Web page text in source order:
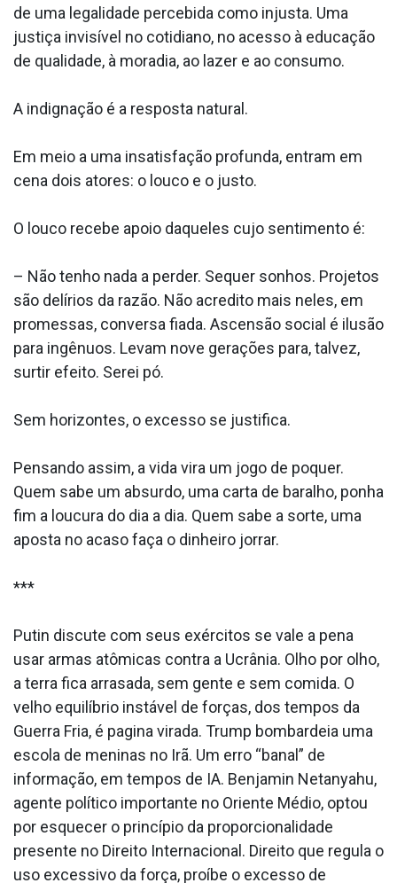
de uma legalidade percebida como injusta. Uma
justiça invisível no cotidiano, no acesso à educação
de qualidade, à moradia, ao lazer e ao consumo.
A indignação é a resposta natural.
Em meio a uma insatisfação profunda, entram em
cena dois atores: o louco e o justo.
O louco recebe apoio daqueles cujo sentimento é:
– Não tenho nada a perder. Sequer sonhos. Projetos
são delírios da razão. Não acredito mais neles, em
promessas, conversa fiada. Ascensão social é ilusão
para ingênuos. Levam nove gerações para, talvez,
surtir efeito. Serei pó.
Sem horizontes, o excesso se justifica.
Pensando assim, a vida vira um jogo de poquer.
Quem sabe um absurdo, uma carta de baralho, ponha
fim a loucura do dia a dia. Quem sabe a sorte, uma
aposta no acaso faça o dinheiro jorrar.
***
Putin discute com seus exércitos se vale a pena
usar armas atômicas contra a Ucrânia. Olho por olho,
a terra fica arrasada, sem gente e sem comida. O
velho equilíbrio instável de forças, dos tempos da
Guerra Fria, é pagina virada. Trump bombardeia uma
escola de meninas no Irã. Um erro “banal” de
informação, em tempos de IA. Benjamin Netanyahu,
agente político importante no Oriente Médio, optou
por esquecer o princípio da proporcionalidade
presente no Direito Internacional. Direito que regula o
uso excessivo da força, proíbe o excesso de